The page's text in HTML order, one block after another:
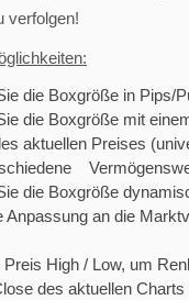
verfolgen!
die Boxgröße in Pips/
die Boxgröße mit
aktuellen Preises
die Boxgröße
Anpassung an die
High / Low, um
des aktuellen